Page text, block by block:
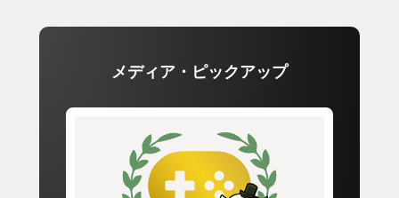
そして遂に今年の初夏に『ウィザードリィ』がコン
RPGの始祖とも呼べるゲームに興味を持ったという
のが長い長い前置きです。
～・～・～・～・～・～・～・～・～・～・
メディア・ピックアップ